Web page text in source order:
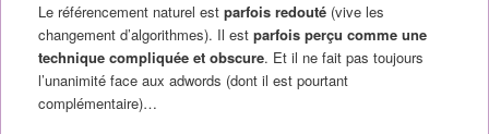
Le référencement naturel est parfois redouté(vive les
changement d’algorithmes). Il est parfois perçu comme une
technique compliquée et obscure. Et il ne fait pas toujours
l’unanimité face aux adwords (dont il est pourtant
complémentaire)…